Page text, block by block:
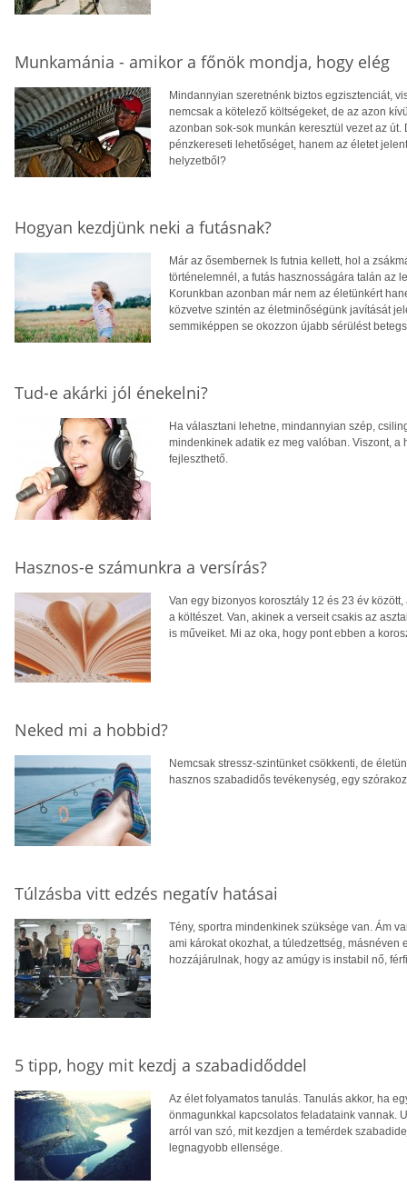
Munkamánia - amikor a főnök mondja, hogy elég
Mindannyian szeretnénk biztos egzisztenciát,
nemcsak a kötelező költségeket, de az azon
azonban sok-sok munkán keresztül vezet az
pénzkereseti lehetőséget, hanem az életet
helyzetből?
Hogyan kezdjünk neki a futásnak?
Már az ősembernek Is futnia kellett, hol a
történelemnél, a futás hasznosságára talán az
Korunkban azonban már nem az életünkért
közvetve szintén az életminőségünk javítását
semmiképpen se okozzon újabb sérülést
Tud-e akárki jól énekelni?
Ha választani lehetne, mindannyian szép,
mindenkinek adatik ez meg valóban. Viszont,
fejleszthető.
Hasznos-e számunkra a versírás?
Van egy bizonyos korosztály 12 és 23 év
a költészet. Van, akinek a verseit csakis az
is műveiket. Mi az oka, hogy pont ebben a
Neked mi a hobbid?
Nemcsak stressz-szintünket csökkenti, de
hasznos szabadidős tevékenység, egy
Túlzásba vitt edzés negatív hatásai
Tény, sportra mindenkinek szüksége van. Ám
ami károkat okozhat, a túledzettség, másnéven
hozzájárulnak, hogy az amúgy is instabil nő,
5 tipp, hogy mit kezdj a szabadidőddel
Az élet folyamatos tanulás. Tanulás akkor, ha
önmagunkkal kapcsolatos feladataink vannak.
arról van szó, mit kezdjen a temérdek
legnagyobb ellensége.